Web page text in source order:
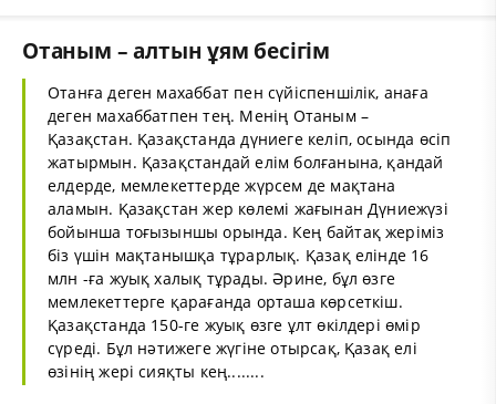
Отаным – алтын ұям бесігім
Отанға деген махаббат пен сүйіспеншілік, анаға
деген махаббатпен тең. Менің Отаным –
Қазақстан. Қазақстанда дүниеге келіп, осында өсіп
жатырмын. Қазақстандай елім болғанына, қандай
елдерде, мемлекеттерде жүрсем де мақтана
аламын. Қазақстан жер көлемі жағынан Дүниежүзі
бойынша тоғызыншы орында. Кең байтақ жеріміз
біз үшін мақтанышқа тұрарлық. Қазақ елінде 16
млн -ға жуық халық тұрады. Әрине, бұл өзге
мемлекеттерге қарағанда орташа көрсеткіш.
Қазақстанда 150-ге жуық өзге ұлт өкілдері өмір
сүреді. Бұл нәтижеге жүгіне отырсақ, Қазақ елі
өзінің жері сияқты кең........